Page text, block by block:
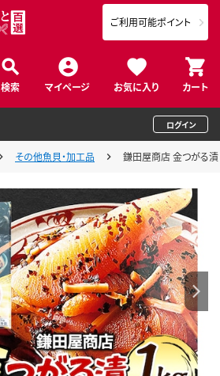
検索 マイページ お気に入り カート
ご利用可能ポイント
ログイン
その他魚貝・加工品 鎌田屋商店 金つがる